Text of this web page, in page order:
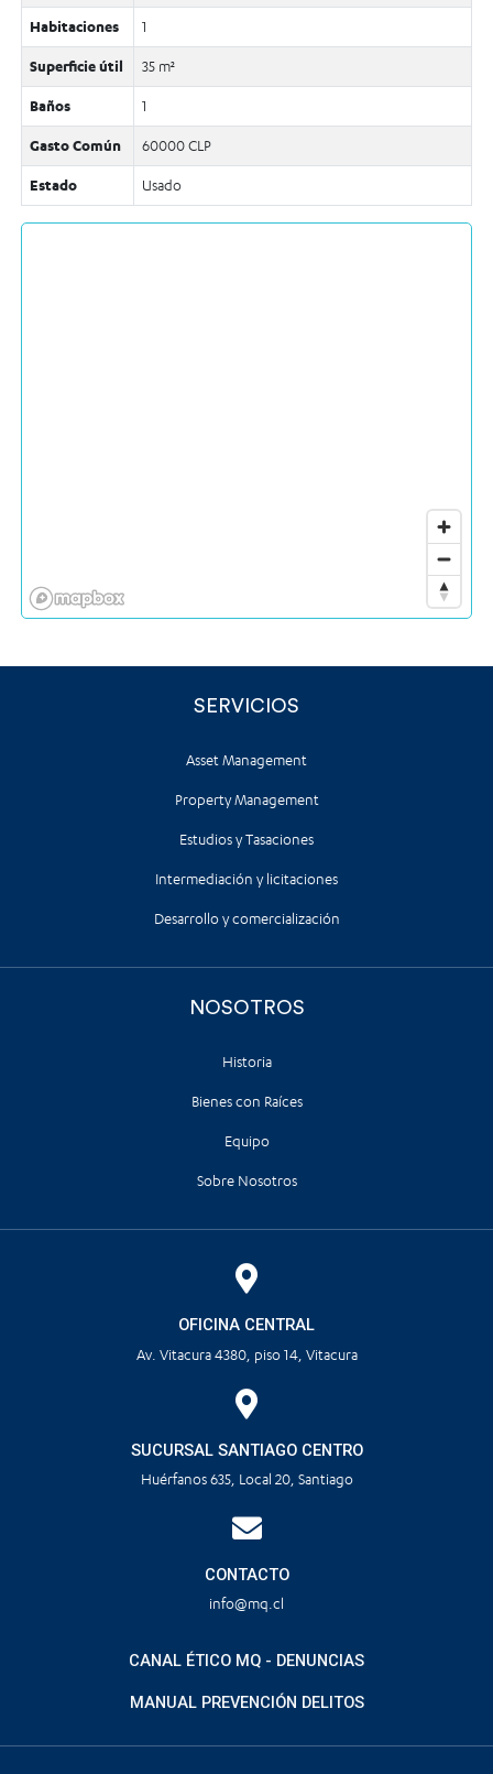
Habitaciones 1
Superficie útil 35 m²
Baños 1
Gasto Común 60000 CLP
Estado Usado
SERVICIOS
Asset Management
Property Management
Estudios y Tasaciones
Intermediación y licitaciones
Desarrollo y comercialización
NOSOTROS
Historia
Bienes con Raíces
Equipo
Sobre Nosotros
OFICINA CENTRAL
Av. Vitacura 4380, piso 14, Vitacura
SUCURSAL SANTIAGO CENTRO
Huérfanos 635, Local 20, Santiago
CONTACTO
info@mq.cl
CANAL ÉTICO MQ - DENUNCIAS
MANUAL PREVENCIÓN DELITOS